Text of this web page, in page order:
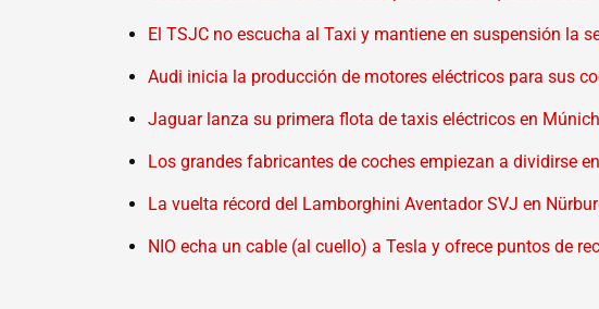
El TSJC no escucha al Taxi y mantiene en suspensión la
Audi inicia la producción de motores eléctricos para sus
Jaguar lanza su primera flota de taxis eléctricos en
Los grandes fabricantes de coches empiezan a dividirse
La vuelta récord del Lamborghini Aventador SVJ en
NIO echa un cable (al cuello) a Tesla y ofrece puntos de